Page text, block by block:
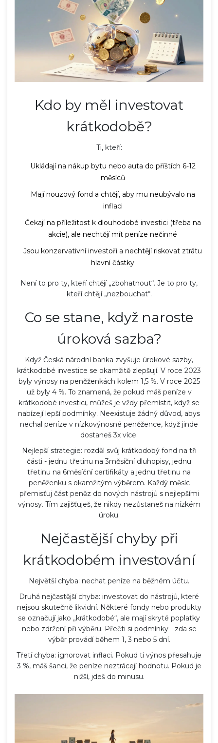
Kdo by měl investovat
krátkodobě?
Ti, kteří:
Ukládají na nákup bytu nebo auta do příštích 6-12
měsíců
Mají nouzový fond a chtějí, aby mu neubývalo na
inflaci
Čekají na příležitost k dlouhodobé investici (třeba na
akcie), ale nechtějí mít peníze nečinné
Jsou konzervativní investoři a nechtějí riskovat ztrátu
hlavní částky
Není to pro ty, kteří chtějí „zbohatnout“. Je to pro ty,
kteří chtějí „nezbouchat“.
Co se stane, když naroste
úroková sazba?
Když Česká národní banka zvyšuje úrokové sazby,
krátkodobé investice se okamžitě zlepšují. V roce 2023
byly výnosy na peněženkách kolem 1,5 %. V roce 2025
už byly 4 %. To znamená, že pokud máš peníze v
krátkodobé investici, můžeš je vždy přemístit, když se
nabízejí lepší podmínky. Neexistuje žádný důvod, abys
nechal peníze v nízkovýnosné peněžence, když jinde
dostaneš 3x více.
Nejlepší strategie: rozděl svůj krátkodobý fond na tři
části - jednu třetinu na 3měsíční dluhopisy, jednu
třetinu na 6měsíční certifikáty a jednu třetinu na
peněženku s okamžitým výběrem. Každý měsíc
přemisťuj část peněz do nových nástrojů s nejlepšími
výnosy. Tím zajišťuješ, že nikdy nezůstaneš na nízkém
úroku.
Nejčastější chyby při
krátkodobém investování
Největší chyba: nechat peníze na běžném účtu.
Druhá nejčastější chyba: investovat do nástrojů, které
nejsou skutečně likvidní. Některé fondy nebo produkty
se označují jako „krátkodobé“, ale mají skryté poplatky
nebo zdržení při výběru. Přečti si podmínky - zda se
výběr provádí během 1, 3 nebo 5 dní.
Třetí chyba: ignorovat inflaci. Pokud ti výnos přesahuje
3 %, máš šanci, že peníze neztrácejí hodnotu. Pokud je
nižší, jdeš do minusu.